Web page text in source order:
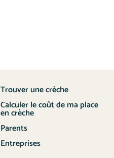
Trouver une crèche
Calculer le coût de ma place
en crèche
Parents
Entreprises